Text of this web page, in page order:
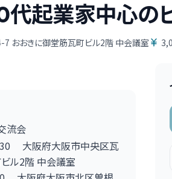
起業家中心の
おおきに御堂筋瓦町ビル2階 中会議室
流会
大阪府大阪市中央区瓦
ル2階 中会議室